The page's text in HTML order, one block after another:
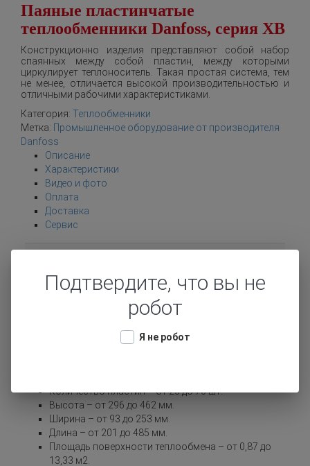
Паяные пластинчатые
теплообменники Danfoss, серия XB
Конструкционно изделия представляют собой набор
спаянных между собой пластин, между которыми
циркулирует теплоноситель. Такая простая система, тем
не менее, отличается высокой производительностью и
отличными рабочими характеристиками.
Категория: Теплообменники
Метка: Промышленное оборудование от производителя
Danfoss
Описание
Характеристики
Видео и фото
Оплата
Доставка
Сервис
Производитель Danfoss
?? 8 ?? 70.4 кг
Количество пластин – от 20 до 70 шт.
Высота – от 296 до 462 мм.
Ширина – от 93 до 253 мм.
Длина – от 201 до 485 мм.
Площадь поверхности теплообмена – от 0,87 до
13,33 м2.
Подтвердите, что вы не
робот
Я не робот